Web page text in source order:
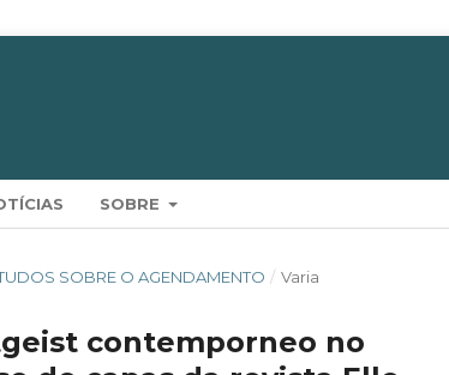
SOBRE
SOBRE O AGENDAMENTO / Varia
contemporneo no